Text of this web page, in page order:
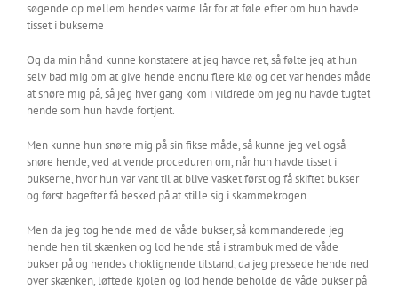
søgende op mellem hendes varme lår for at føle efter om hun havde
tisset i bukserne
Og da min hånd kunne konstatere at jeg havde ret, så følte jeg at hun
selv bad mig om at give hende endnu flere klø og det var hendes måde
at snøre mig på, så jeg hver gang kom i vildrede om jeg nu havde tugtet
hende som hun havde fortjent.
Men kunne hun snøre mig på sin fikse måde, så kunne jeg vel også
snøre hende, ved at vende proceduren om, når hun havde tisset i
bukserne, hvor hun var vant til at blive vasket først og få skiftet bukser
og først bagefter få besked på at stille sig i skammekrogen.
Men da jeg tog hende med de våde bukser, så kommanderede jeg
hende hen til skænken og lod hende stå i strambuk med de våde
bukser på og hendes choklignende tilstand, da jeg pressede hende ned
over skænken, løftede kjolen og lod hende beholde de våde bukser på